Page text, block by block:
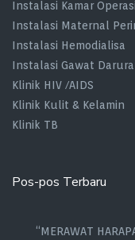
Instalasi Kamar Operasi
Instalasi Maternal
Instalasi Hemodialisa
Instalasi Gawat
Klinik HIV /AIDS
Klinik Kulit & Kelamin
Klinik TB
Pos-pos Terbaru
“MERAWAT